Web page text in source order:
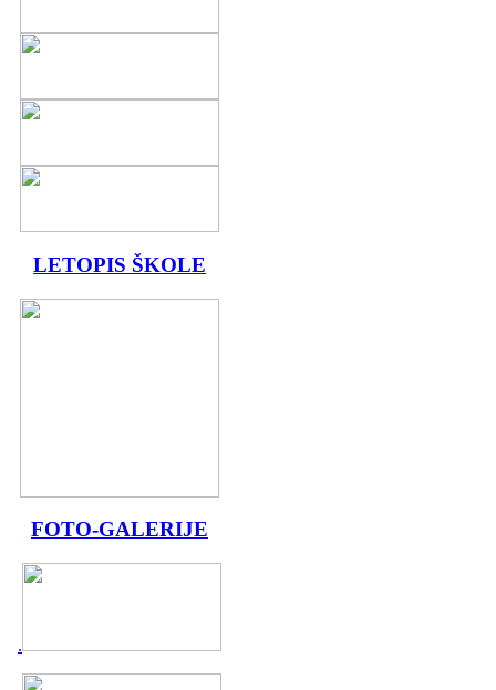
LETOPIS ŠKOLE
FOTO-GALERIJE
.